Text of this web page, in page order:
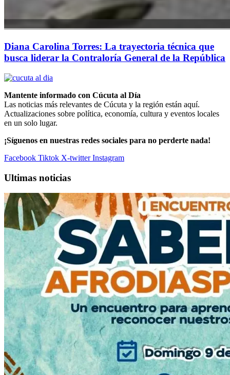
Diana Carolina Torres: La trayectoria técnica que
busca liderar la Contraloría General de la República
Mantente informado con Cúcuta al Día
Las noticias más relevantes de Cúcuta y la región están aquí.
Actualizaciones sobre política, economía, cultura y eventos locales
en un solo lugar.
¡Síguenos en nuestras redes sociales para no perderte nada!
Facebook Tiktok X-twitter Instagram
Ultimas noticias